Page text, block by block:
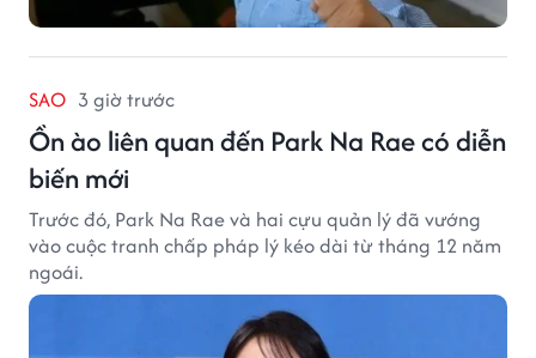
SAO 3 giờ trước
Ồn ào liên quan đến Park Na Rae có diễn
biến mới
Trước đó, Park Na Rae và hai cựu quản lý đã vướng
vào cuộc tranh chấp pháp lý kéo dài từ tháng 12 năm
ngoái.